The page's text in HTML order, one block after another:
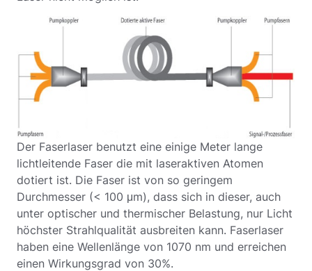
Der Faserlaser benutzt eine einige Meter lange
lichtleitende Faser die mit laseraktiven Atomen
dotiert ist. Die Faser ist von so geringem
Durchmesser (< 100 μm), dass sich in dieser, auch
unter optischer und thermischer Belastung, nur Licht
höchster Strahlqualität ausbreiten kann. Faserlaser
haben eine Wellenlänge von 1070 nm und erreichen
einen Wirkungsgrad von 30%.